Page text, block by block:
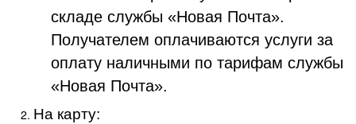
складе службы «Новая Почта».
Получателем оплачиваются услуги за
оплату наличными по тарифам службы
«Новая Почта».
На карту: